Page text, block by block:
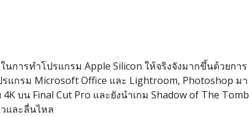
นการทำโปรแกรม Apple Silicon ให้จริงจังมากขึ้นด้วยการ
แกรม Microsoft Office และ Lightroom, Photoshop มา
บน Final Cut Pro และยังนำเกม Shadow of The Tomb
และลื่นไหล